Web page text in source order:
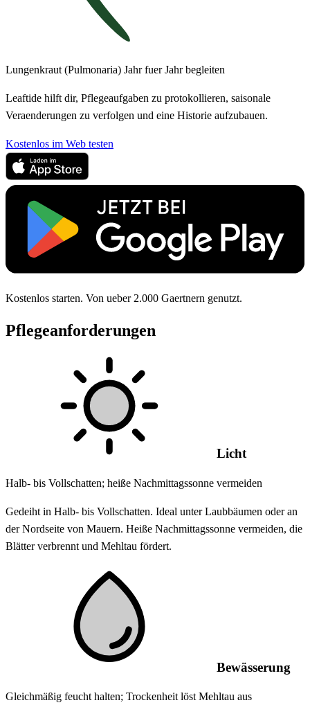
Lungenkraut (Pulmonaria) Jahr fuer Jahr begleiten
Leaftide hilft dir, Pflegeaufgaben zu protokollieren, saisonale
Veraenderungen zu verfolgen und eine Historie aufzubauen.
Kostenlos im Web testen
Kostenlos starten. Von ueber 2.000 Gaertnern genutzt.
Pflegeanforderungen
Licht
Halb- bis Vollschatten; heiße Nachmittagssonne vermeiden
Gedeiht in Halb- bis Vollschatten. Ideal unter Laubbäumen oder an
der Nordseite von Mauern. Heiße Nachmittagssonne vermeiden, die
Blätter verbrennt und Mehltau fördert.
Bewässerung
Gleichmäßig feucht halten; Trockenheit löst Mehltau aus